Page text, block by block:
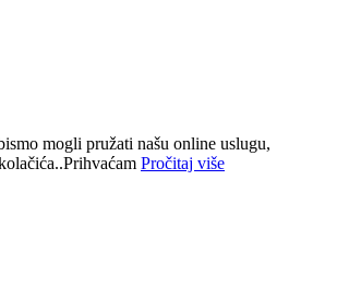
mogli pružati našu online uslugu,
Prihvaćam Pročitaj više